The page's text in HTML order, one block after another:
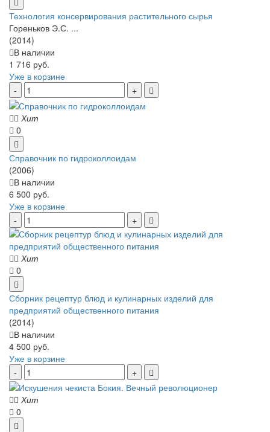
Технология консервирования растительного сырья
Гореньков Э.С. ...
(2014)
В наличии
1 716 руб.
Уже в корзине
Хит
0
Справочник по гидроколлоидам
(2006)
В наличии
6 500 руб.
Уже в корзине
Хит
0
Сборник рецептур блюд и кулинарных изделий для
предприятий общественного питания
(2014)
В наличии
4 500 руб.
Уже в корзине
Хит
0